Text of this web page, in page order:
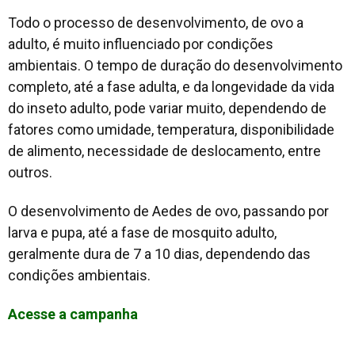
Todo o processo de desenvolvimento, de ovo a
adulto, é muito influenciado por condições
ambientais. O tempo de duração do desenvolvimento
completo, até a fase adulta, e da longevidade da vida
do inseto adulto, pode variar muito, dependendo de
fatores como umidade, temperatura, disponibilidade
de alimento, necessidade de deslocamento, entre
outros.
O desenvolvimento de Aedes de ovo, passando por
larva e pupa, até a fase de mosquito adulto,
geralmente dura de 7 a 10 dias, dependendo das
condições ambientais.
Acesse a campanha